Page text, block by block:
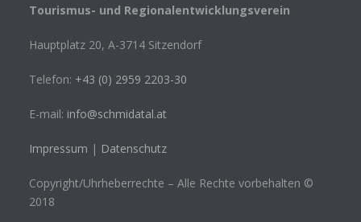
Tourismus- und Regionalentwicklungsverein
Hauptplatz 20, A-3714 Sitzendorf
Telefon: +43 (0) 2959 2203-30
E-mail: info@schmidatal.at
Impressum | Datenschutz
Copyright/Uhrheberrechte – Alle Rechte vorbehalten ©
2018